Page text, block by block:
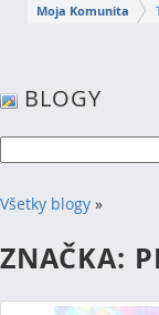
Moja Komunita
BLOGY
Všetky blogy »
ZNAČKA: